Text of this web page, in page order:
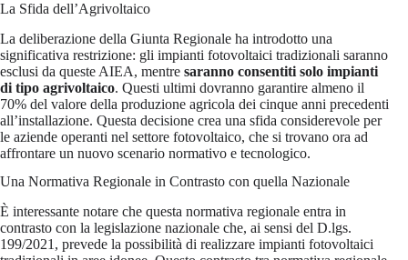
La Sfida dell’Agrivoltaico
La deliberazione della Giunta Regionale ha introdotto una
significativa restrizione: gli impianti fotovoltaici tradizionali saranno
esclusi da queste AIEA, mentre saranno consentiti solo impianti
di tipo agrivoltaico. Questi ultimi dovranno garantire almeno il
70% del valore della produzione agricola dei cinque anni precedenti
all’installazione. Questa decisione crea una sfida considerevole per
le aziende operanti nel settore fotovoltaico, che si trovano ora ad
affrontare un nuovo scenario normativo e tecnologico.
Una Normativa Regionale in Contrasto con quella Nazionale
È interessante notare che questa normativa regionale entra in
contrasto con la legislazione nazionale che, ai sensi del D.lgs.
199/2021, prevede la possibilità di realizzare impianti fotovoltaici